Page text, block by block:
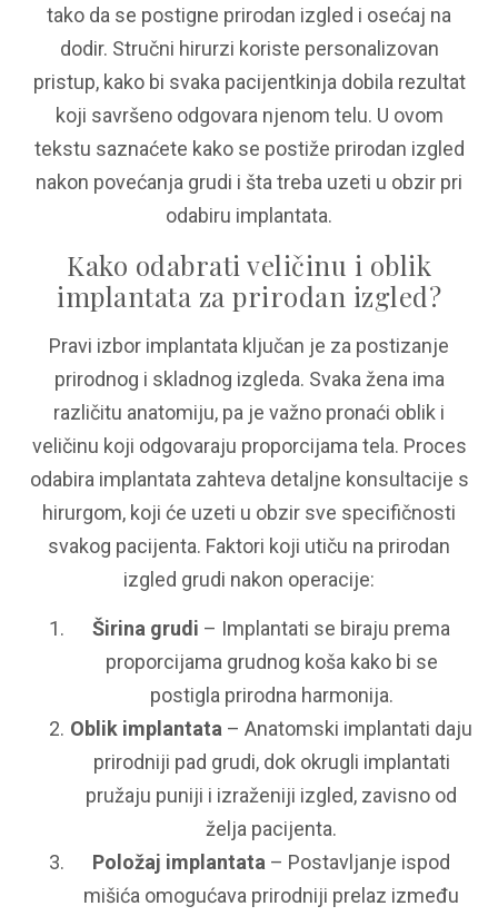
tako da se postigne prirodan izgled i osećaj na
dodir. Stručni hirurzi koriste personalizovan
pristup, kako bi svaka pacijentkinja dobila rezultat
koji savršeno odgovara njenom telu. U ovom
tekstu saznaćete kako se postiže prirodan izgled
nakon povećanja grudi i šta treba uzeti u obzir pri
odabiru implantata.
Kako odabrati veličinu i oblik
implantata za prirodan izgled?
Pravi izbor implantata ključan je za postizanje
prirodnog i skladnog izgleda. Svaka žena ima
različitu anatomiju, pa je važno pronaći oblik i
veličinu koji odgovaraju proporcijama tela. Proces
odabira implantata zahteva detaljne konsultacije s
hirurgom, koji će uzeti u obzir sve specifičnosti
svakog pacijenta. Faktori koji utiču na prirodan
izgled grudi nakon operacije:
Širina grudi – Implantati se biraju prema
proporcijama grudnog koša kako bi se
postigla prirodna harmonija.
Oblik implantata – Anatomski implantati daju
prirodniji pad grudi, dok okrugli implantati
pružaju puniji i izraženiji izgled, zavisno od
želja pacijenta.
Položaj implantata – Postavljanje ispod
mišića omogućava prirodniji prelaz između